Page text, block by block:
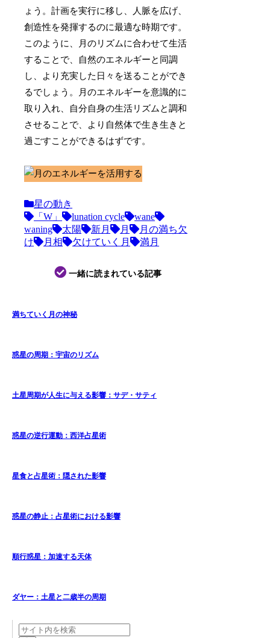
ょう。計画を実行に移し、人脈を広げ、
創造性を発揮するのに最適な時期です。
このように、月のリズムに合わせて生活
することで、自然のエネルギーと同調
し、より充実した日々を送ることができ
るでしょう。月のエネルギーを意識的に
取り入れ、自分自身の生活リズムと調和
させることで、より自然体で生き生きと
過ごすことができるはずです。
星の動き
「W」
lunation cycle
wane
waning
太陽 新月 月
月の満ち欠
け
月相 欠けていく月 満月
一緒に読まれている記事
満ちていく月の神秘
惑星の周期：宇宙のリズム
土星周期が人生に与える影響：サデ・サティ
惑星の逆行運動：西洋占星術
星食と占星術：隠された影響
惑星の静止：占星術における影響
順行惑星：加速する天体
ダヤー：土星と二歳半の周期